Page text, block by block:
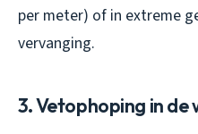
per meter) of in extreme
vervanging.
3. Vetophoping in